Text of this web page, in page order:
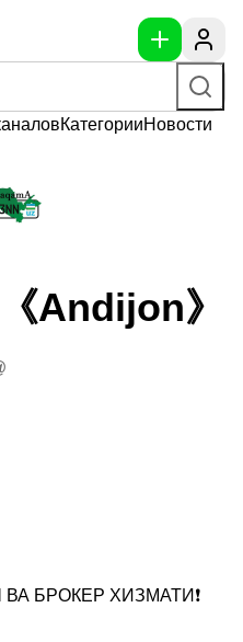
КатегорииНовости
Andijon》
БРОКЕР ХИЗМАТИ❗️